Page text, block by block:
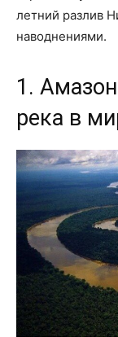
летний разлив
наводнениями.
1.
река в